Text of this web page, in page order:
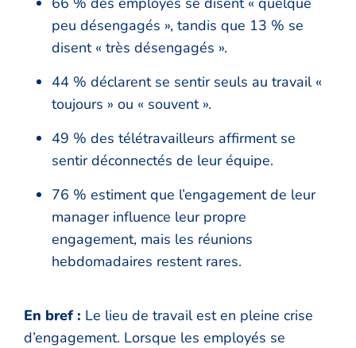
peu désengagés », tandis que 13 % se
disent « très désengagés ».
44 % déclarent se sentir seuls au travail «
toujours » ou « souvent ».
49 % des télétravailleurs affirment se
sentir déconnectés de leur équipe.
76 % estiment que l’engagement de leur
manager influence leur propre
engagement, mais les réunions
hebdomadaires restent rares.
En bref : Le lieu de travail est en pleine crise
d’engagement. Lorsque les employés se